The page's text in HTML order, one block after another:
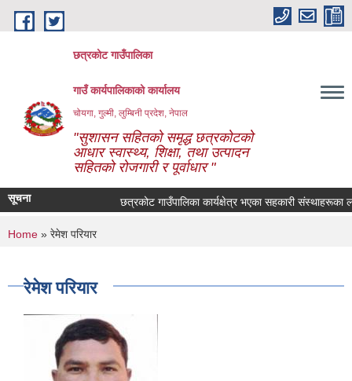
Skip to main content
छत्रकोट गाउँपालिका
गाउँ कार्यपालिकाको कार्यालय
चोयगा, गुल्मी, लुम्बिनी प्रदेश, नेपाल
"सुशासन सहितको समृद्ध छत्रकोटको
आधार स्वास्थ्य, शिक्षा, तथा उत्पादन
सहितको रोजगारी र पूर्वाधार "
सूचना छत्रकोट गाउँपालिका कार्यक्षेत्र भएका सहकारी संस्थाहरूका
You are here
Home » रेमेश परियार
रेमेश परियार